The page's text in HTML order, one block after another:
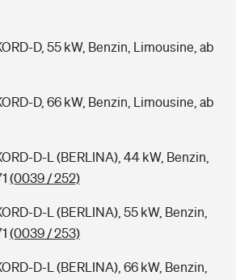
D, 55 kW, Benzin, Limousine, ab
D, 66 kW, Benzin, Limousine, ab
D-L (BERLINA), 44 kW, Benzin,
(0039 / 252)
D-L (BERLINA), 55 kW, Benzin,
(0039 / 253)
D-L (BERLINA), 66 kW, Benzin,